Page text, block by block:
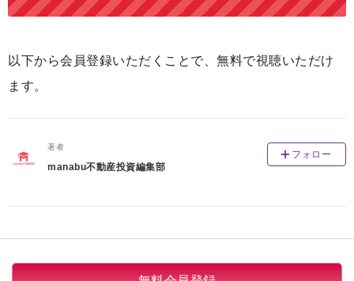
以下から会員登録いただくことで、無料で視聴いただけ
ます。
著者
manabu不動産投資編集部
フォロー